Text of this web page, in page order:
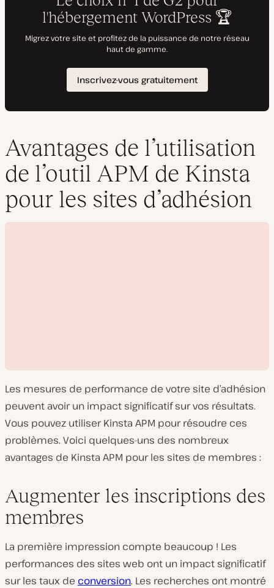
Avantages de l’utilisation
de l’outil APM de Kinsta
pour les sites d’adhésion
i
Les mesures de performance de votre site d’adhésion
peuvent avoir un impact significatif sur vos résultats.
Vous pouvez utiliser Kinsta APM pour résoudre ces
problèmes. Voici quelques-uns des nombreux
avantages de Kinsta APM pour les sites de membres :
Augmenter les inscriptions des
membres
La première impression compte beaucoup ! Les
performances des sites web ont un impact significatif
sur les taux de conversion. Les recherches ont montré